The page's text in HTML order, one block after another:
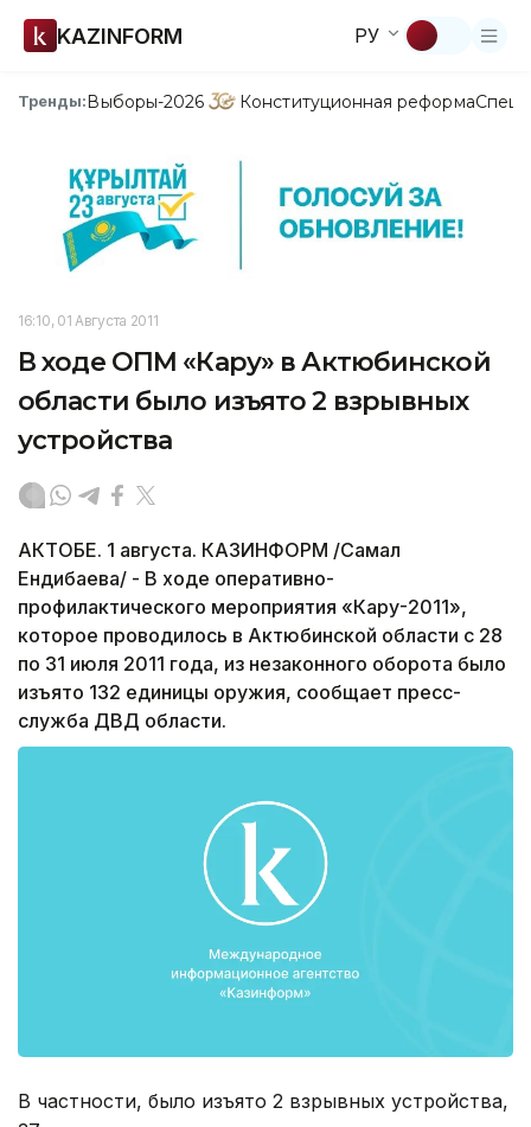
KAZINFORM РУ
Тренды:Выборы-2026 Конституционная реформа
16:10, 01 Августа 2011
В ходе ОПМ «Кару» в Актюбинской
области было изъято 2 взрывных
устройства
АКТОБЕ. 1 августа. КАЗИНФОРМ /Самал
Ендибаева/ - В ходе оперативно-
профилактического мероприятия «Кару-2011»,
которое проводилось в Актюбинской области с 28
по 31 июля 2011 года, из незаконного оборота было
изъято 132 единицы оружия, сообщает пресс-
служба ДВД области.
В частности, было изъято 2 взрывных устройства,